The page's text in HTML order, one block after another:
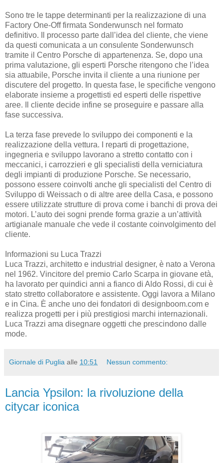
Sono tre le tappe determinanti per la realizzazione di una
Factory One-Off firmata Sonderwunsch nel formato
definitivo. Il processo parte dall’idea del cliente, che viene
da questi comunicata a un consulente Sonderwunsch
tramite il Centro Porsche di appartenenza. Se, dopo una
prima valutazione, gli esperti Porsche ritengono che l’idea
sia attuabile, Porsche invita il cliente a una riunione per
discutere del progetto. In questa fase, le specifiche vengono
elaborate insieme a progettisti ed esperti delle rispettive
aree. Il cliente decide infine se proseguire e passare alla
fase successiva.
La terza fase prevede lo sviluppo dei componenti e la
realizzazione della vettura. I reparti di progettazione,
ingegneria e sviluppo lavorano a stretto contatto con i
meccanici, i carrozzieri e gli specialisti della verniciatura
degli impianti di produzione Porsche. Se necessario,
possono essere coinvolti anche gli specialisti del Centro di
Sviluppo di Weissach o di altre aree della Casa, e possono
essere utilizzate strutture di prova come i banchi di prova dei
motori. L’auto dei sogni prende forma grazie a un’attività
artigianale manuale che vede il costante coinvolgimento del
cliente.
Informazioni su Luca Trazzi
Luca Trazzi, architetto e industrial designer, è nato a Verona
nel 1962. Vincitore del premio Carlo Scarpa in giovane età,
ha lavorato per quindici anni a fianco di Aldo Rossi, di cui è
stato stretto collaboratore e assistente. Oggi lavora a Milano
e in Cina. È anche uno dei fondatori di designboom.com e
realizza progetti per i più prestigiosi marchi internazionali.
Luca Trazzi ama disegnare oggetti che prescindono dalle
mode.
Giornale di Puglia alle 10:51 Nessun commento:
Lancia Ypsilon: la rivoluzione della
citycar iconica